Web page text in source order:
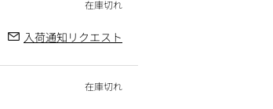
入荷通知リクエスト